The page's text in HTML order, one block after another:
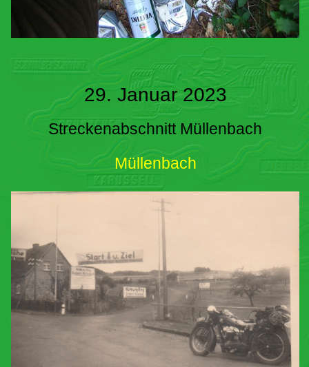
29. Januar 2023
Streckenabschnitt Müllenbach
Müllenbach